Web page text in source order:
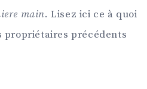
main. Lisez ici ce à quoi
propriétaires précédents